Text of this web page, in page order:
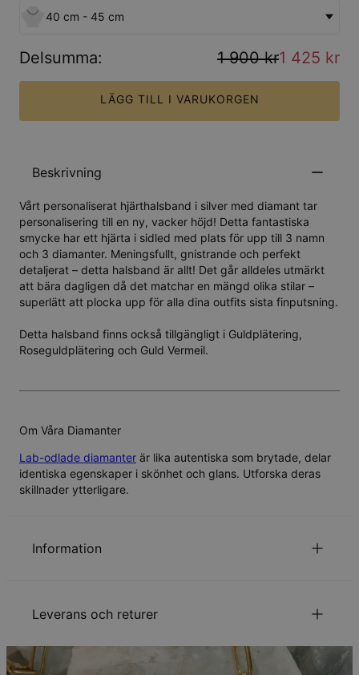
40 cm - 45 cm
Delsumma: 1 900 kr1 425 kr
LÄGG TILL I VARUKORGEN
Beskrivning
Vårt personaliserat hjärthalsband i silver med diamant tar
personalisering till en ny, vacker höjd! Detta fantastiska
smycke har ett hjärta i sidled med plats för upp till 3 namn
och 3 diamanter. Meningsfullt, gnistrande och perfekt
detaljerat – detta halsband är allt! Det går alldeles utmärkt
att bära dagligen då det matchar en mängd olika stilar –
superlätt att plocka upp för alla dina outfits sista finputsning.
Detta halsband finns också tillgängligt i Guldplätering,
Roseguldplätering och Guld Vermeil.
Om Våra Diamanter
Lab-odlade diamanter är lika autentiska som brytade, delar
identiska egenskaper i skönhet och glans. Utforska deras
skillnader ytterligare.
Information
Mått
25.91mm x 20.83mm
Kedjelängd
Justerbar
Stil / Kollektion
Mamma Kollektionen
Leverans och returer
Din beställning kommer att skickas med följande
leveranssätt: